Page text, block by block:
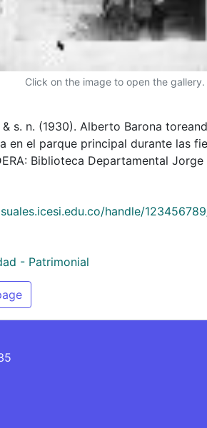
Click on the image to open the gallery.
& s. n. (1930). Alberto Barona
en el parque principal durante las
Biblioteca Departamental Jorge
handle/
- Patrimonial